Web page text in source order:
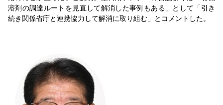
溶剤の調達ルートを見直して解消した事例もある」として「引き
続き関係省庁と連携協力して解消に取り組む」とコメントした。